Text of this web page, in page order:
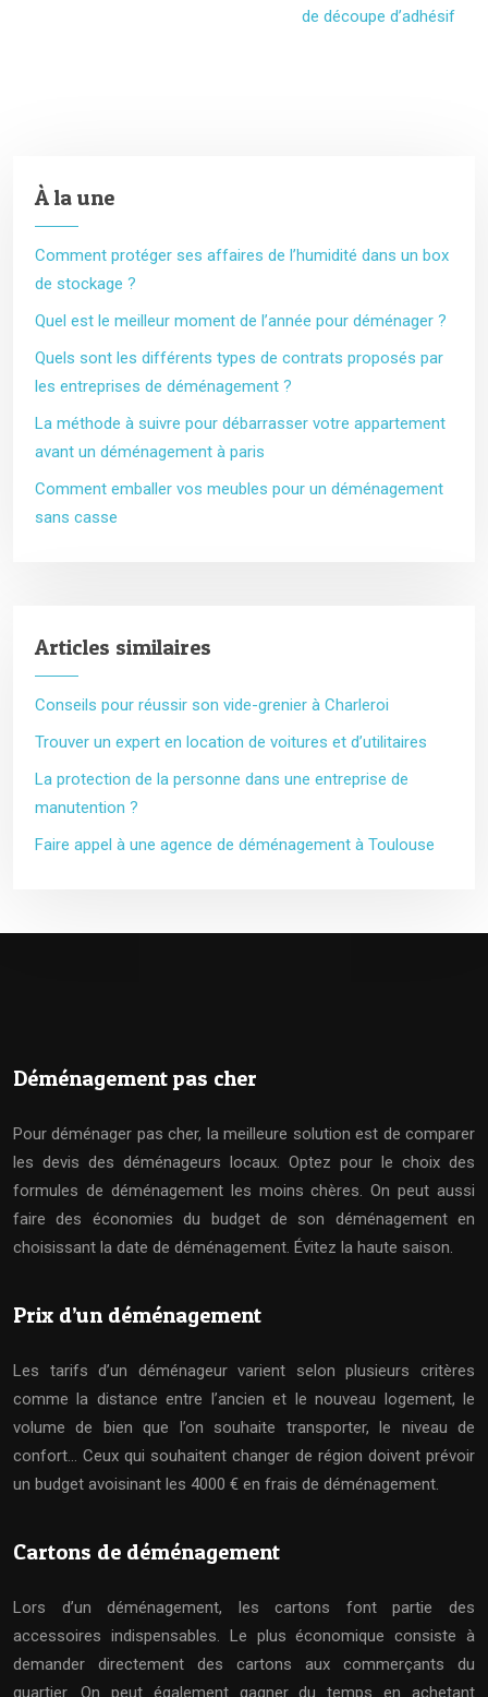
de découpe d’adhésif
À la une
Comment protéger ses affaires de l’humidité dans un box
de stockage ?
Quel est le meilleur moment de l’année pour déménager ?
Quels sont les différents types de contrats proposés par
les entreprises de déménagement ?
La méthode à suivre pour débarrasser votre appartement
avant un déménagement à paris
Comment emballer vos meubles pour un déménagement
sans casse
Articles similaires
Conseils pour réussir son vide-grenier à Charleroi
Trouver un expert en location de voitures et d’utilitaires
La protection de la personne dans une entreprise de
manutention ?
Faire appel à une agence de déménagement à Toulouse
Déménagement pas cher
Pour déménager pas cher, la meilleure solution est de comparer
les devis des déménageurs locaux. Optez pour le choix des
formules de déménagement les moins chères. On peut aussi
faire des économies du budget de son déménagement en
choisissant la date de déménagement. Évitez la haute saison.
Prix d’un déménagement
Les tarifs d’un déménageur varient selon plusieurs critères
comme la distance entre l’ancien et le nouveau logement, le
volume de bien que l’on souhaite transporter, le niveau de
confort… Ceux qui souhaitent changer de région doivent prévoir
un budget avoisinant les 4000 € en frais de déménagement.
Cartons de déménagement
Lors d’un déménagement, les cartons font partie des
accessoires indispensables. Le plus économique consiste à
demander directement des cartons aux commerçants du
quartier. On peut également gagner du temps en achetant